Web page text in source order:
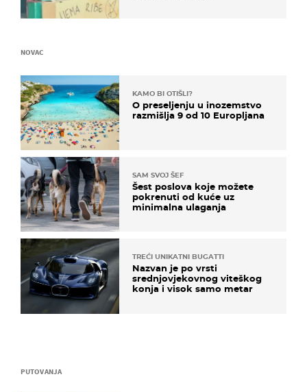
PUTOVANJA
NOVAC
KAMO BI OTIŠLI?
O preseljenju u inozemstvo
razmišlja 9 od 10 Europljana
SAM SVOJ ŠEF
Šest poslova koje možete
pokrenuti od kuće uz
minimalna ulaganja
TREĆI UNIKATNI BUGATTI
Nazvan je po vrsti
srednjovjekovnog viteškog
konja i visok samo metar